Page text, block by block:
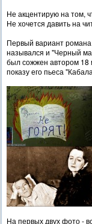
Не акцентирую на том,
Не хочется давить на
Первый вариант
назывался и "Черный
был сожжен автором 18
показу его пьеса
На первых двух фото -